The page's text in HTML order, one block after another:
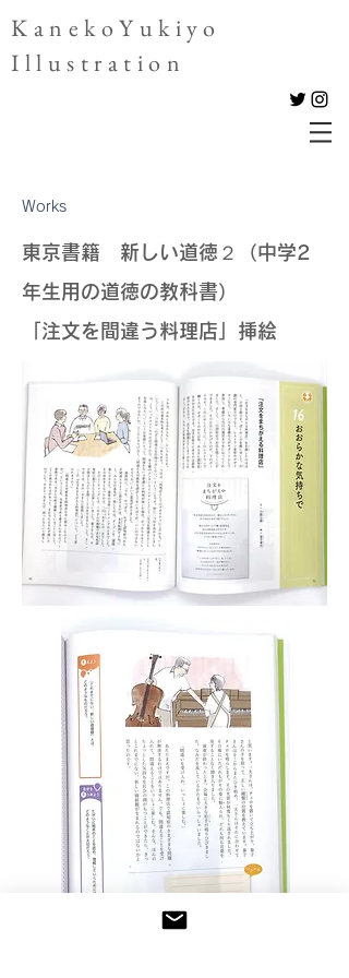
KanekoYukiyo
Illustration
Works
東京書籍 新しい道徳２（中学2
年生用の道徳の教科書）
「注文を間違う料理店」挿絵